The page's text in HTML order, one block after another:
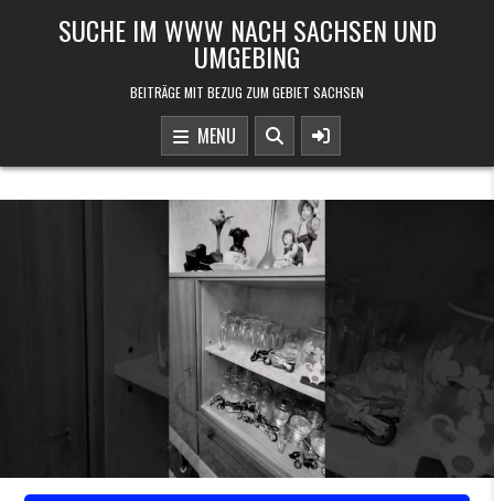
SUCHE IM WWW NACH SACHSEN UND
UMGEBING
BEITRÄGE MIT BEZUG ZUM GEBIET SACHSEN
MENU